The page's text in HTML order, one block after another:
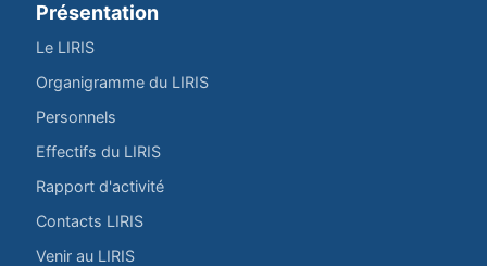
Présentation
Le LIRIS
Organigramme du LIRIS
Personnels
Effectifs du LIRIS
Rapport d'activité
Contacts LIRIS
Venir au LIRIS